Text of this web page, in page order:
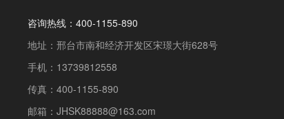
咨询热线：400-1155-890
地址：邢台市南和经济开发区宋璟大街628号
手机：13739812558
传真：400-1155-890
邮箱：JHSK88888@163.com